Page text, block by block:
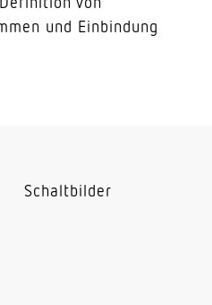
und Einbindung
Schaltbilder